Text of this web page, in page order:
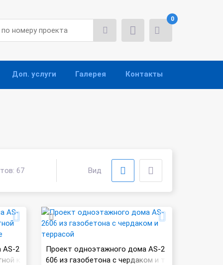
0
Доп. услуги Галерея Контакты
67 Вид
AS-2
к
Проект одноэтажного дома AS-2
606 из газобетона с чердаком и т